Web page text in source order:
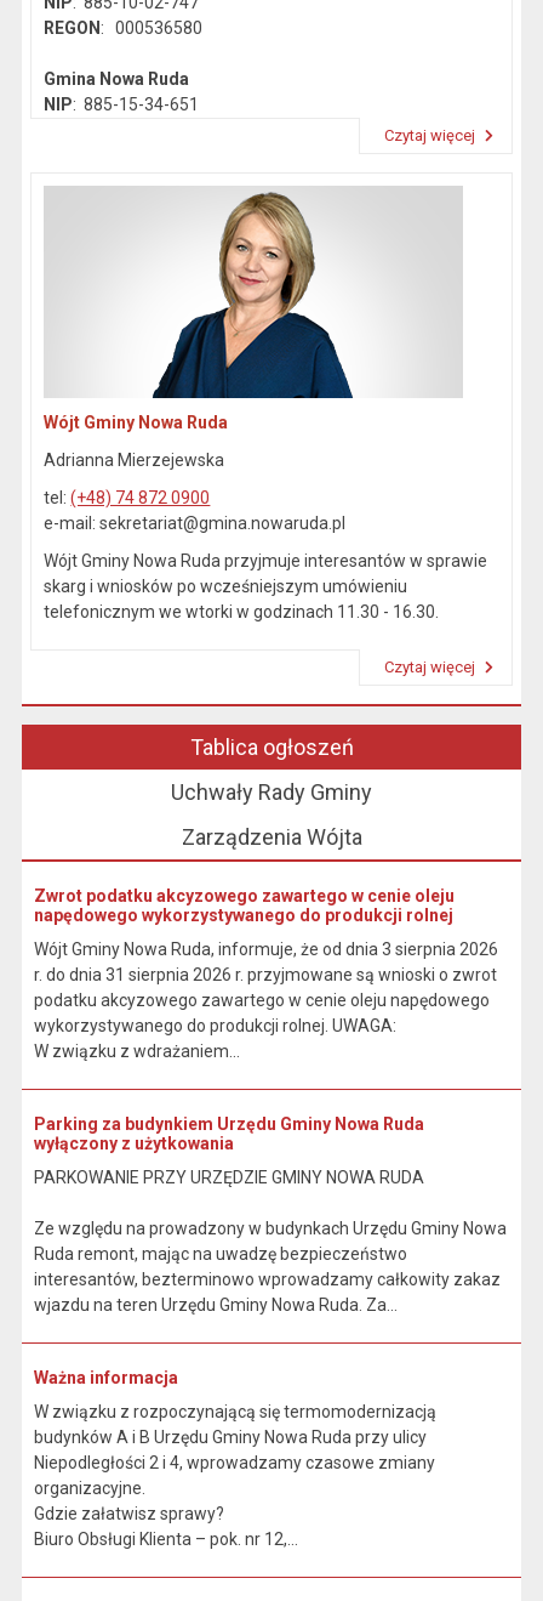
REGON : 000536580
Gmina Nowa Ruda
NIP: 885-15-34-651
Czytaj więcej
Wójt Gminy Nowa Ruda
Adrianna Mierzejewska
tel:(+48) 74 872 0900
e-mail: sekretariat@gmina.nowaruda.pl
Wójt Gminy Nowa Ruda przyjmuje interesantów w sprawie
skarg i wniosków po wcześniejszym umówieniu
telefonicznym we wtorki w godzinach 11.30 - 16.30.
Czytaj więcej
Tablica ogłoszeń
Uchwały Rady Gminy
Zarządzenia Wójta
Zwrot podatku akcyzowego zawartego w cenie oleju
napędowego wykorzystywanego do produkcji rolnej
Wójt Gminy Nowa Ruda, informuje, że od dnia 3 sierpnia 2026
r. do dnia 31 sierpnia 2026 r. przyjmowane są wnioski o zwrot
podatku akcyzowego zawartego w cenie oleju napędowego
wykorzystywanego do produkcji rolnej. UWAGA:
W związku z wdrażaniem...
Parking za budynkiem Urzędu Gminy Nowa Ruda
wyłączony z użytkowania
PARKOWANIE PRZY URZĘDZIE GMINY NOWA RUDA
Ze względu na prowadzony w budynkach Urzędu Gminy Nowa
Ruda remont, mając na uwadzę bezpieczeństwo
interesantów, bezterminowo wprowadzamy całkowity zakaz
wjazdu na teren Urzędu Gminy Nowa Ruda. Za...
Ważna informacja
W związku z rozpoczynającą się termomodernizacją
budynków A i B Urzędu Gminy Nowa Ruda przy ulicy
Niepodległości 2 i 4, wprowadzamy czasowe zmiany
organizacyjne.
Gdzie załatwisz sprawy?
Biuro Obsługi Klienta – pok. nr 12,...